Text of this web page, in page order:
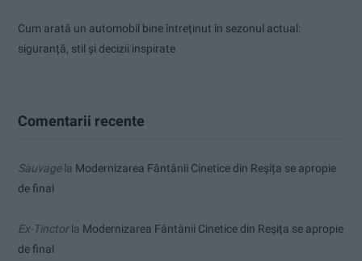
Cum arată un automobil bine întreținut în sezonul actual:
siguranță, stil și decizii inspirate
Comentarii recente
Sauvagela Modernizarea Fântânii Cinetice din Reșița se apropie
de final
Ex-Tinctorla Modernizarea Fântânii Cinetice din Reșița se apropie
de final